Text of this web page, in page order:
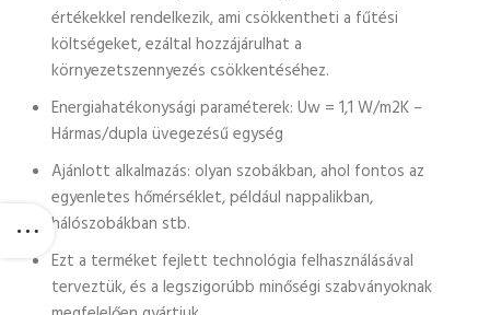
értékekkel rendelkezik, ami csökkentheti a fűtési
költségeket, ezáltal hozzájárulhat a
környezetszennyezés csökkentéséhez.
Energiahatékonysági paraméterek: Uw = 1,1 W/m2K –
Hármas/dupla üvegezésű egység
Ajánlott alkalmazás: olyan szobákban, ahol fontos az
egyenletes hőmérséklet, például nappalikban,
hálószobákban stb.
Ezt a terméket fejlett technológia felhasználásával
terveztük, és a legszigorúbb minőségi szabványoknak